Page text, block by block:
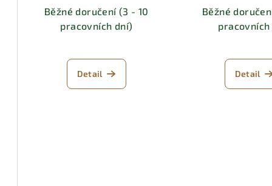
Běžné doručení (3 - 10
pracovních dní)
Detail
Běžné
Detail